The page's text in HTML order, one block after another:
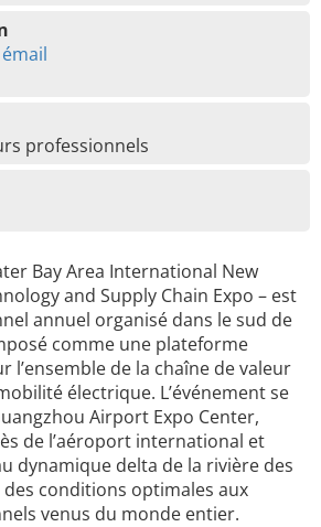
professionnels
Bay Area International New
and Supply Chain Expo – est
annuel organisé dans le sud de
comme une plateforme
l’ensemble de la chaîne de valeur
électrique. L’événement se
Airport Expo Center,
de l’aéroport international et
dynamique delta de la rivière des
conditions optimales aux
venus du monde entier.